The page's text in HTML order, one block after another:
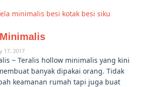
17, 2017
~ Teralis hollow minimalis yang kini
banyak dipakai orang. Tidak
keamanan rumah tapi juga buat